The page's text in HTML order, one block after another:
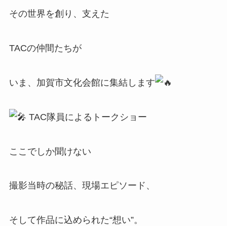
その世界を創り、支えた
TACの仲間たちが
いま、加賀市文化会館に集結します
TAC隊員によるトークショー
ここでしか聞けない
撮影当時の秘話、現場エピソード、
そして作品に込められた“想い”。